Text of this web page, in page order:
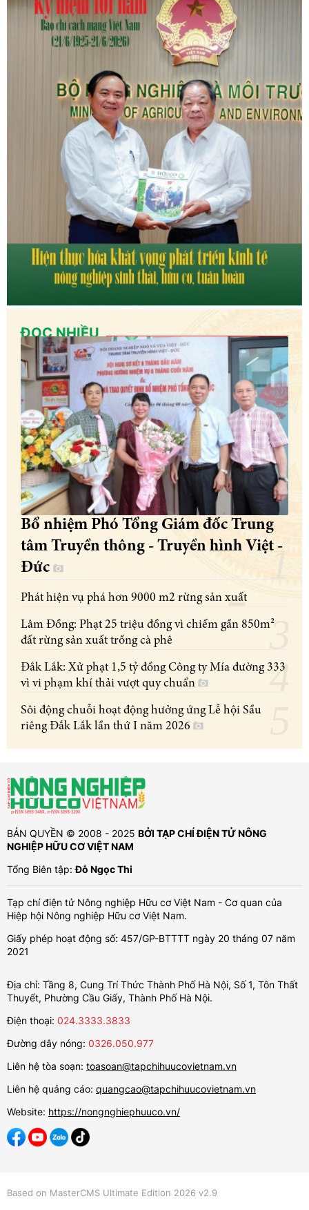
ĐỌC NHIỀU
Bổ nhiệm Phó Tổng Giám đốc Trung
tâm Truyền thông - Truyền hình Việt -
Đức
Phát hiện vụ phá hơn 9000 m2 rừng sản xuất
Lâm Đồng: Phạt 25 triệu đồng vì chiếm gần 850m²
đất rừng sản xuất trồng cà phê
Đắk Lắk: Xử phạt 1,5 tỷ đồng Công ty Mía đường 333
vì vi phạm khí thải vượt quy chuẩn
Sôi động chuỗi hoạt động hưởng ứng Lễ hội Sầu
riêng Đắk Lắk lần thứ I năm 2026
BẢN QUYỀN © 2008 - 2025 BỞI TẠP CHÍ ĐIỆN TỬ NÔNG
NGHIỆP HỮU CƠ VIỆT NAM
Tổng Biên tập:Đỗ Ngọc Thi
Tạp chí điện tử Nông nghiệp Hữu cơ Việt Nam - Cơ quan của
Hiệp hội Nông nghiệp Hữu cơ Việt Nam.
Giấy phép hoạt động số: 457/GP-BTTTT ngày 20 tháng 07 năm
2021
Địa chỉ: Tầng 8, Cung Trí Thức Thành Phố Hà Nội, Số 1, Tôn Thất
Thuyết, Phường Cầu Giấy, Thành Phố Hà Nội.
Điện thoại: 024.3333.3833
Đường dây nóng: 0326.050.977
Liên hệ tòa soạn: toasoan@tapchihuucovietnam.vn
Liên hệ quảng cáo: quangcao@tapchihuucovietnam.vn
Website: https://nongnghiephuuco.vn/
Based on MasterCMS Ultimate Edition 2026 v2.9